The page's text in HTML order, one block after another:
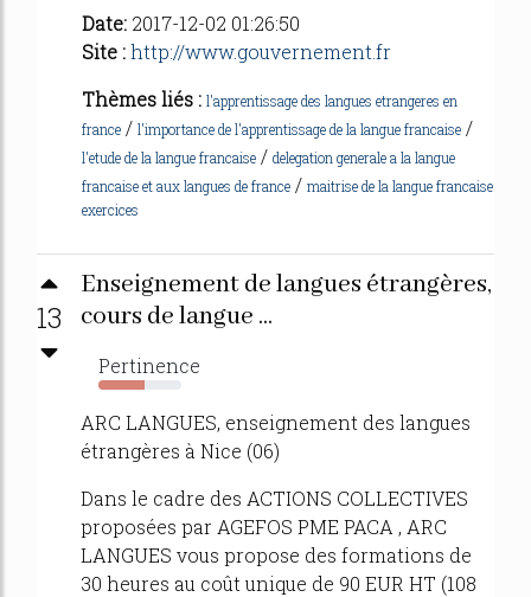
Date: 2017-12-02 01:26:50
Site :http://www.gouvernement.fr
Thèmes liés : l'apprentissage des langues etrangeres en
france / l'importance de l'apprentissage de la langue francaise /
l'etude de la langue francaise / delegation generale a la langue
francaise et aux langues de france / maitrise de la langue francaise
exercices
13
Enseignement de langues étrangères,
cours de langue ...
Pertinence
55%
ARC LANGUES, enseignement des langues
étrangères à Nice (06)
Dans le cadre des ACTIONS COLLECTIVES
proposées par AGEFOS PME PACA , ARC
LANGUES vous propose des formations de
30 heures au coût unique de 90 EUR HT (108